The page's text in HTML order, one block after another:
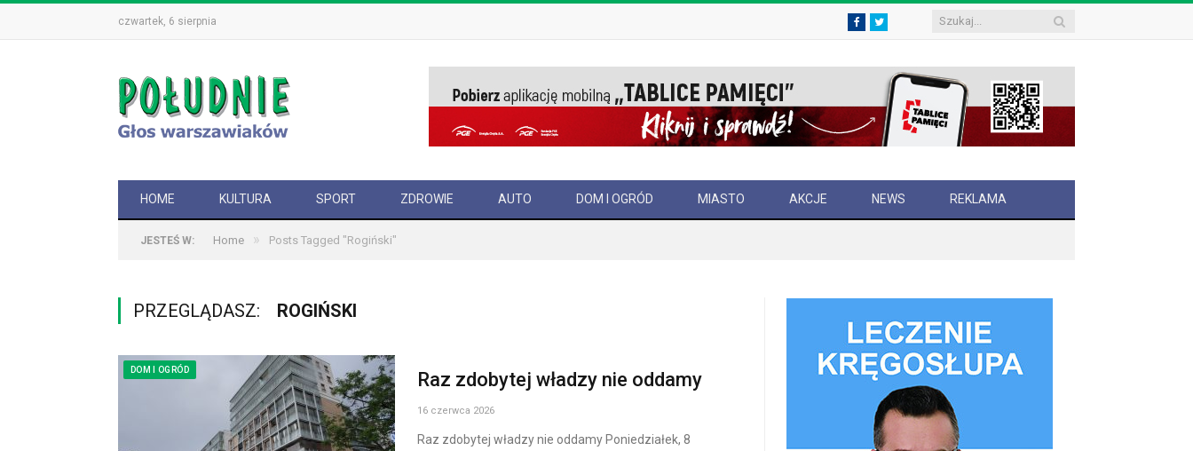
czwartek, 6 sierpnia FacebookTwitter
HOME KULTURA SPORT ZDROWIE AUTO DOM I OGRÓD MIASTO AKCJE NEWS REKLAMA
JESTEŚ W: Home » Posts Tagged "Rogiński"
PRZEGLĄDASZ: ROGIŃSKI
DOM I OGRÓD Raz zdobytej władzy nie oddamy
16 czerwca 2026
Raz zdobytej władzy nie oddamy Poniedziałek, 8